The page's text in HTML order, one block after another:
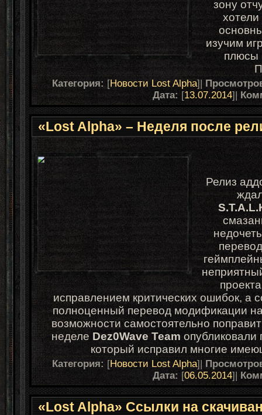
зону
изучим
плюсы
Категория: [Новости Lost Alpha]|
Дата: [13.07.2014]|
«Lost Alpha» – Неделя после
Релиз
исправлением критических ошибок, а
полноценный перевод модификации
возможности самостоятельно
неделе Dez0Wave Team
который исправил многие
Категория: [Новости Lost Alpha]|
Дата: [06.05.2014]|
«Lost Alpha» Cсылки на